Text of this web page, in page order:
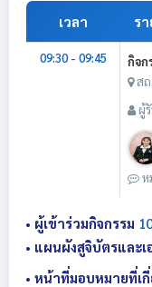
เวลา ร
09:30 - 09:45
กิจก
สถ
ผู้
ห
• ผู้เข้าร่วมกิจกรรม
• แผนผังสูจิบัตรและเ
• หน้าที่มอบหมายที่เ